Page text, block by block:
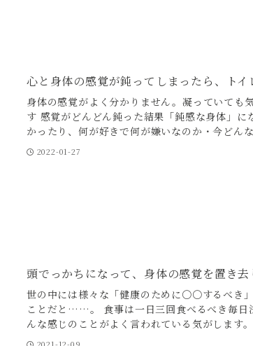
心と身体の感覚が鈍ってしまったら、ト
身体の感覚がよく分かりません。凝っていても
す 感覚がどんどん鈍った結果「鈍感な身体」
かったり、何が好きで何が嫌いなのか・今どん
2022-01-27
頭でっかちになって、身体の感覚を置き去
世の中には様々な「健康のために〇〇するべき
ことだと……。 食事は一日三回食べるべき毎日
んな感じのことがよく言われている気がします